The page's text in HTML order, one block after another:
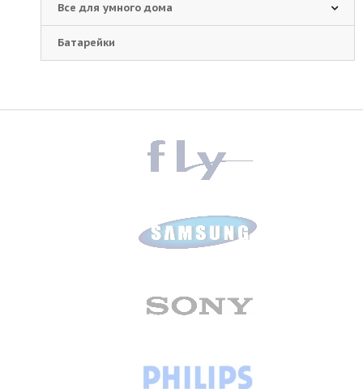
Все для умного дома
Батарейки